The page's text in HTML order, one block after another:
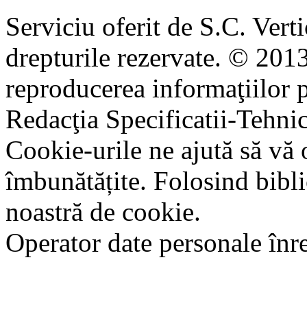
Serviciu oferit de S.C.
drepturile rezervate. ©
reproducerea informaţiilor
Redacţia Specificatii-
Cookie-urile ne ajută să
îmbunătățite. Folosind
noastră de cookie.
Operator date personale